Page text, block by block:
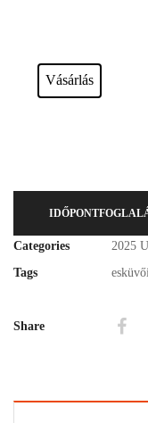
Vásárlás
Categories 2025
Tags
Share